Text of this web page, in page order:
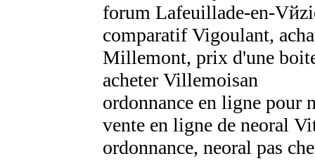
forum Lafeuillade-en-
comparatif Vigoulant,
Millemont, prix d'une
acheter Villemoisan
ordonnance en ligne pour
vente en ligne de neoral
ordonnance, neoral pas